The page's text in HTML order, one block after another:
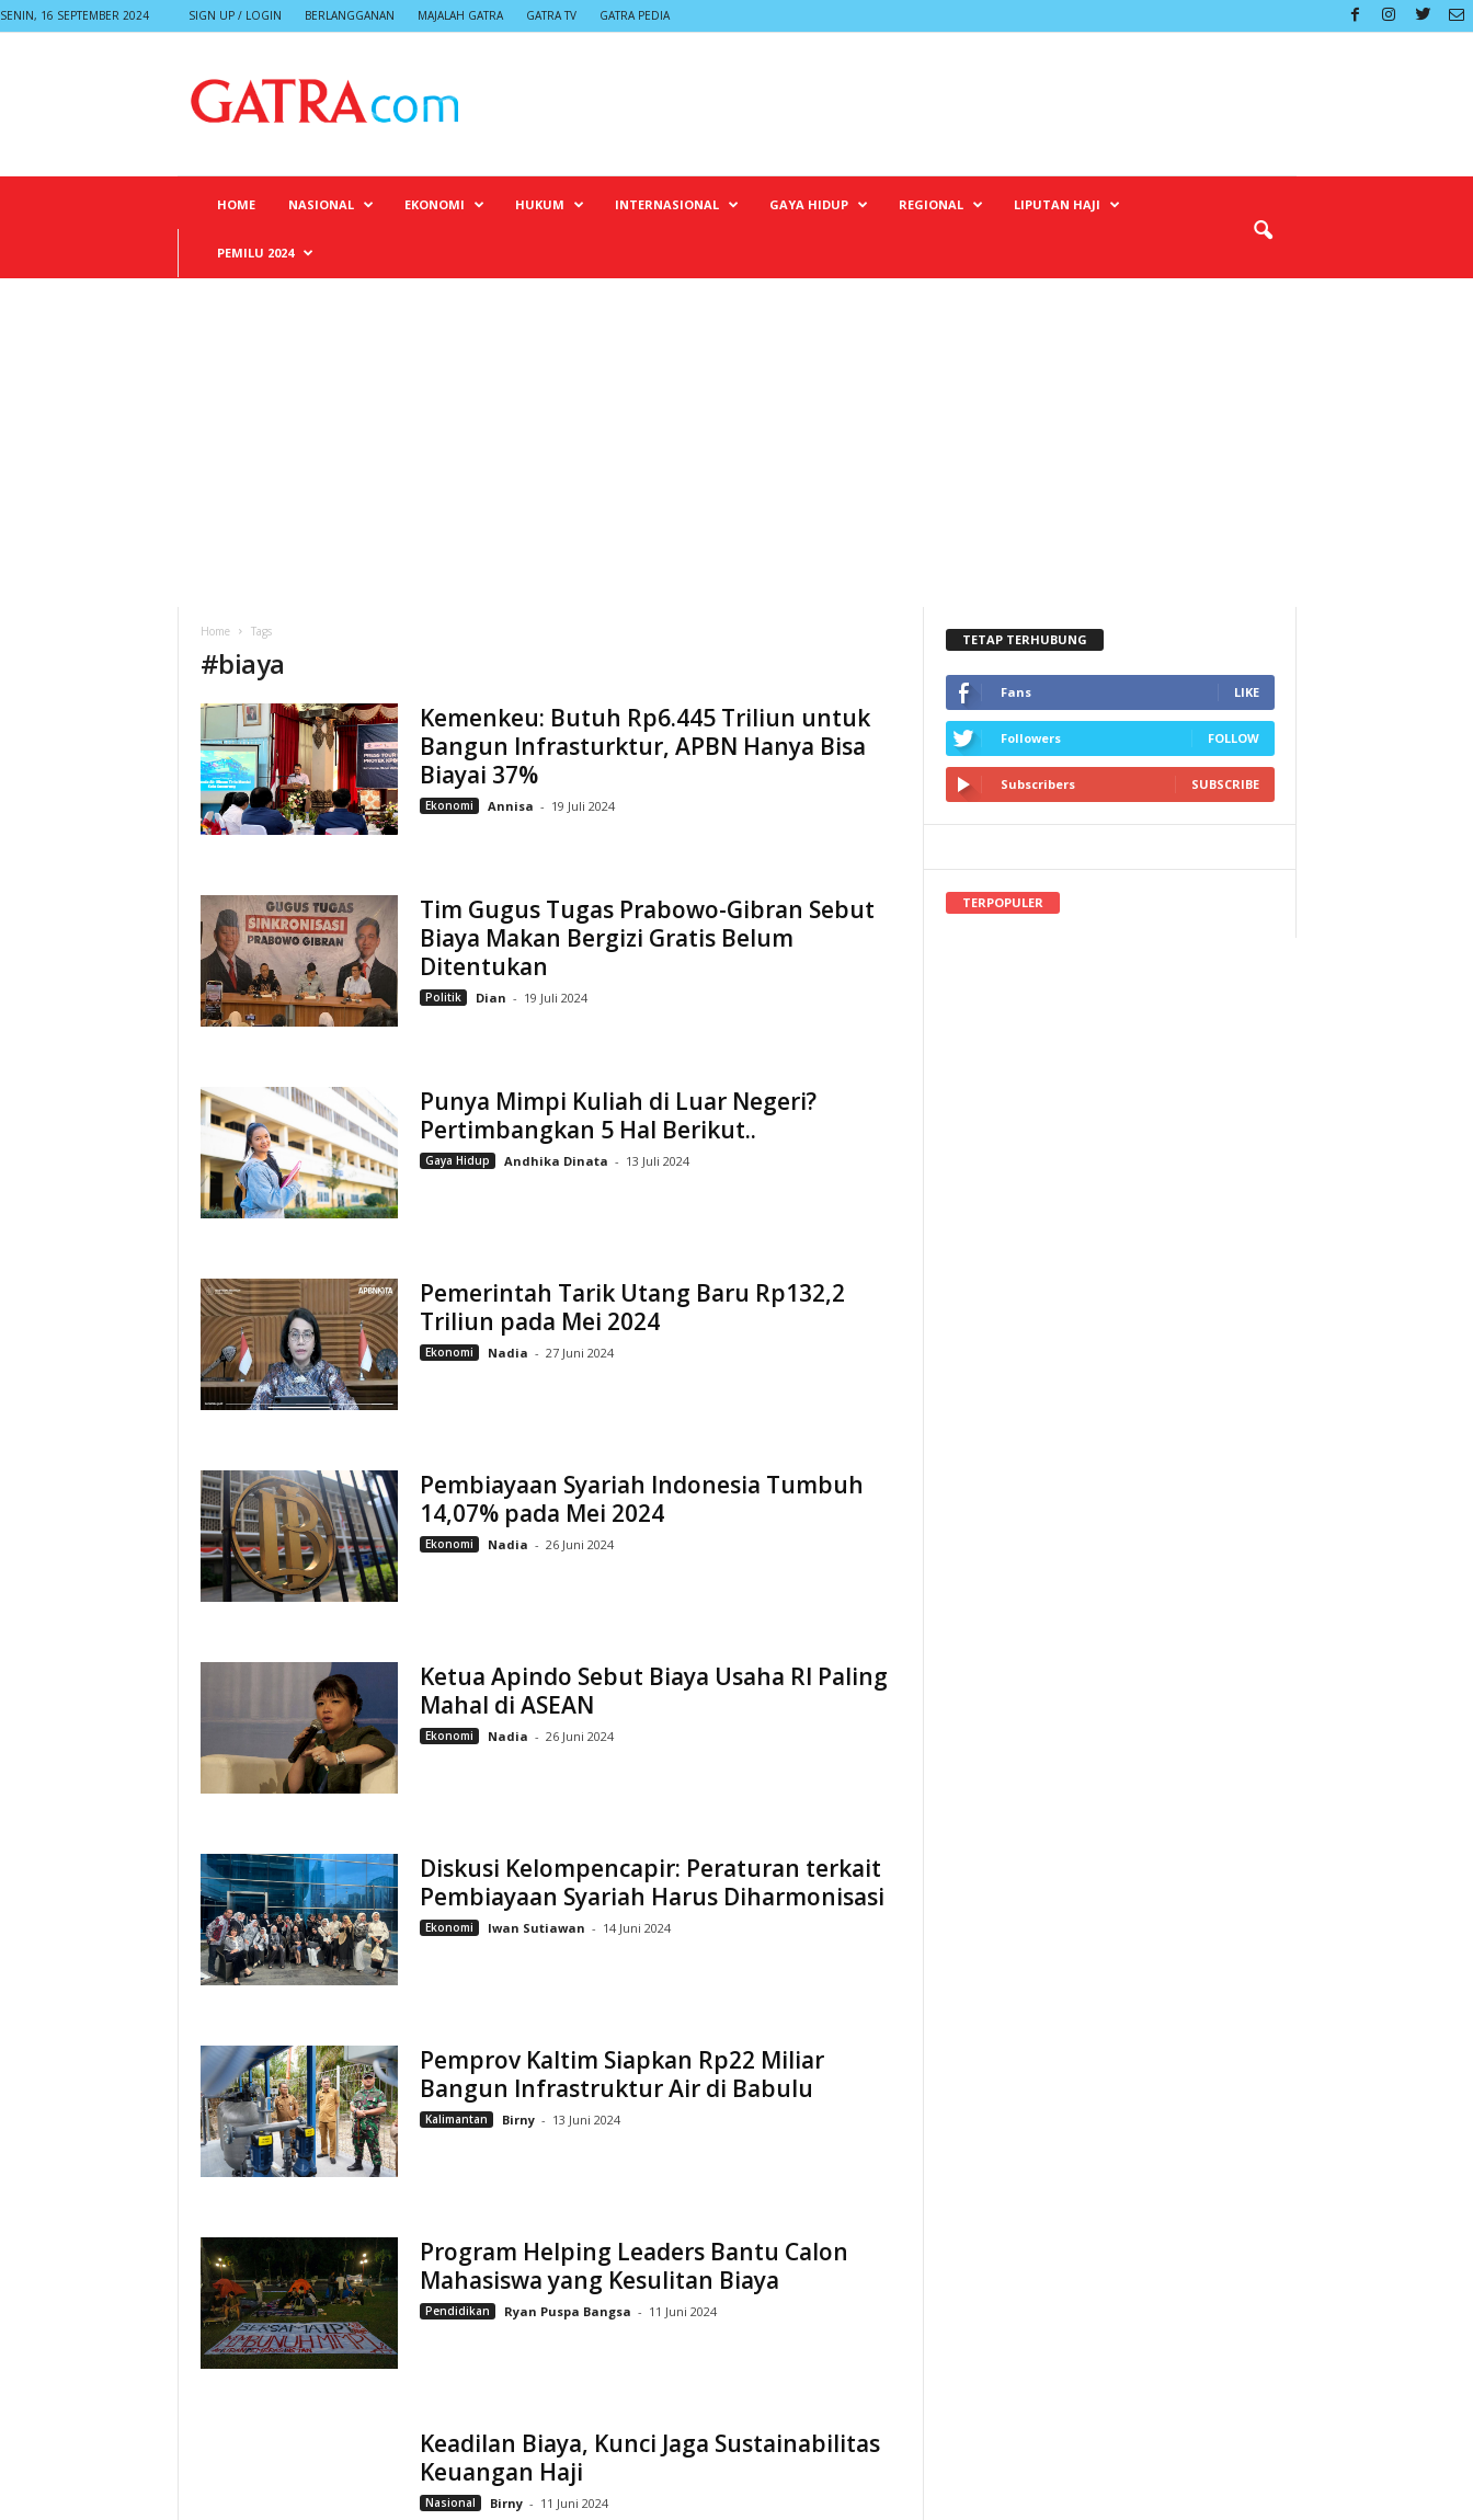
SENIN, 16 SEPTEMBER 2024 SIGN UP / LOGIN BERLANGGANAN MAJALAH GATRA GATRA TV GATRA PEDIA
HOME NASIONAL EKONOMI HUKUM INTERNASIONAL GAYA HIDUP REGIONAL LIPUTAN HAJI
PEMILU 2024
Home Tags
#biaya
Kemenkeu: Butuh Rp6.445 Triliun untuk
Bangun Infrasturktur, APBN Hanya Bisa
Biayai 37%
Ekonomi Annisa - 19 Juli 2024
Tim Gugus Tugas Prabowo-Gibran Sebut
Biaya Makan Bergizi Gratis Belum
Ditentukan
Politik Dian - 19 Juli 2024
Punya Mimpi Kuliah di Luar Negeri?
Pertimbangkan 5 Hal Berikut..
Gaya Hidup Andhika Dinata - 13 Juli 2024
Pemerintah Tarik Utang Baru Rp132,2
Triliun pada Mei 2024
Ekonomi Nadia - 27 Juni 2024
Pembiayaan Syariah Indonesia Tumbuh
14,07% pada Mei 2024
Ekonomi Nadia - 26 Juni 2024
Ketua Apindo Sebut Biaya Usaha RI Paling
Mahal di ASEAN
Ekonomi Nadia - 26 Juni 2024
Diskusi Kelompencapir: Peraturan terkait
Pembiayaan Syariah Harus Diharmonisasi
Ekonomi Iwan Sutiawan - 14 Juni 2024
Pemprov Kaltim Siapkan Rp22 Miliar
Bangun Infrastruktur Air di Babulu
Kalimantan Birny - 13 Juni 2024
Program Helping Leaders Bantu Calon
Mahasiswa yang Kesulitan Biaya
Pendidikan Ryan Puspa Bangsa - 11 Juni 2024
Keadilan Biaya, Kunci Jaga Sustainabilitas
Keuangan Haji
Nasional Birny - 11 Juni 2024
TETAP TERHUBUNG
Fans LIKE
Followers FOLLOW
Subscribers SUBSCRIBE
TERPOPULER